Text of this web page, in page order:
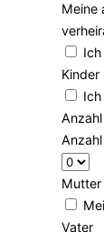
Meine
Kinder
Mutter
Vater